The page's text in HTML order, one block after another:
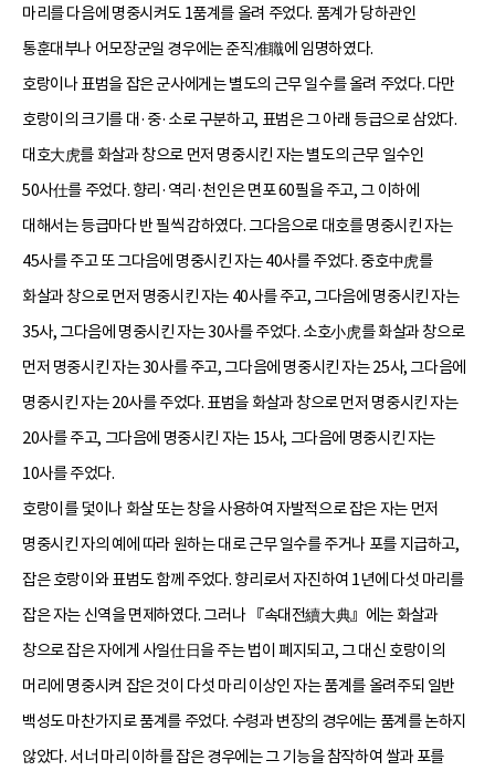
마리를 다음에 명중시켜도 1품계를 올려 주었다. 품계가 당하관인
통훈대부나 어모장군일 경우에는 준직准職에 임명하였다.
호랑이나 표범을 잡은 군사에게는 별도의 근무 일수를 올려 주었다. 다만
호랑이의 크기를 대·중·소로 구분하고, 표범은 그 아래 등급으로 삼았다.
대호大虎를 화살과 창으로 먼저 명중시킨 자는 별도의 근무 일수인
50사仕를 주었다. 향리·역리·천인은 면포 60필을 주고, 그 이하에
대해서는 등급마다 반 필씩 감하였다. 그다음으로 대호를 명중시킨 자는
45사를 주고 또 그다음에 명중시킨 자는 40사를 주었다. 중호中虎를
화살과 창으로 먼저 명중시킨 자는 40사를 주고, 그다음에 명중시킨 자는
35사, 그다음에 명중시킨 자는 30사를 주었다. 소호小虎를 화살과 창으로
먼저 명중시킨 자는 30사를 주고, 그다음에 명중시킨 자는 25사, 그다음에
명중시킨 자는 20사를 주었다. 표범을 화살과 창으로 먼저 명중시킨 자는
20사를 주고, 그다음에 명중시킨 자는 15사, 그다음에 명중시킨 자는
10사를 주었다.
호랑이를 덫이나 화살 또는 창을 사용하여 자발적으로 잡은 자는 먼저
명중시킨 자의 예에 따라 원하는 대로 근무 일수를 주거나 포를 지급하고,
잡은 호랑이와 표범도 함께 주었다. 향리로서 자진하여 1년에 다섯 마리를
잡은 자는 신역을 면제하였다. 그러나 『속대전續大典』에는 화살과
창으로 잡은 자에게 사일仕日을 주는 법이 폐지되고, 그 대신 호랑이의
머리에 명중시켜 잡은 것이 다섯 마리 이상인 자는 품계를 올려주되 일반
백성도 마찬가지로 품계를 주었다. 수령과 변장의 경우에는 품계를 논하지
않았다. 서너 마리 이하를 잡은 경우에는 그 기능을 참작하여 쌀과 포를